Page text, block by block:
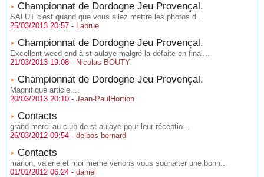
Championnat de Dordogne Jeu Provençal.
SALUT c'est quand que vous allez mettre les photos d...
25/03/2013 20:57 - Labrue
Championnat de Dordogne Jeu Provençal.
Excellent weed end à st aulaye malgré la défaite en final...
21/03/2013 19:08 - Nicolas BOUTY
Championnat de Dordogne Jeu Provençal.
Magnifique article....
20/03/2013 20:10 - Jean-PaulHortion
Contacts
grand merci au club de st aulaye pour leur réceptio...
26/03/2012 09:54 - delbos bernard
Contacts
marion, valerie et moi meme venons vous souhaiter une bonn...
01/01/2012 06:24 - daniel